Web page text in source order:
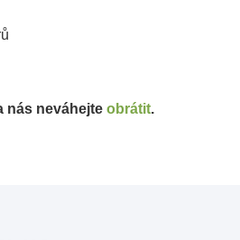
nás neváhejte obrátit.